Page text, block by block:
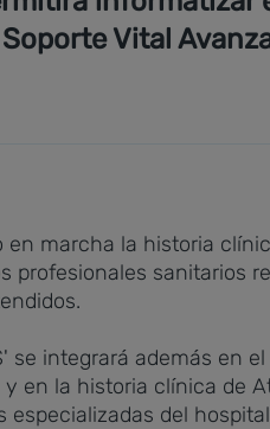
Vital
en marcha la historia
profesionales sanitarios
se integrará además en
y en la historia clínica
del